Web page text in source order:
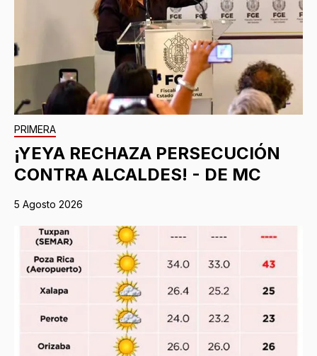
PRIMERA
¡YEYA RECHAZA PERSECUCIÓN
CONTRA ALCALDES! - DE MC
5 Agosto 2026